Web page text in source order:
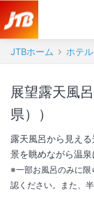
JTBホーム ホテ
展望露天風
県））
露天風呂から見え
景を眺めながら温
※一部お風呂のみに限
認ください。また、